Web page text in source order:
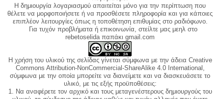
Η δημιουργία λογαριασμού απαιτείται μόνο για την περίπτωση που
θέλετε να μορφοποιήσετε ή να προσθέσετε πληροφορία και για κάποιες
επιπλέον λειτουργίες όπως η τοποθέτηση επιθυμίας στο ραδιόφωνο.
Για τυχόν προβλήματα ή επικοινωνία, στείλτε μας μεηλ στο
rebetoselida παπάκι gmail.com
Η χρήση του υλικού της σελίδας γίνεται σύμφωνα με την άδεια Creative
Commons Attribution-NonCommercial-ShareAlike 4.0 International,
σύμφωνα με την οποία μπορείτε να διανείμετε και να διασκευάσετε το
υλικό, με τις εξής προϋποθέσεις:
1. Να αναφέρετε τον αρχικό και τους μεταγενέστερους δημιουργούς του